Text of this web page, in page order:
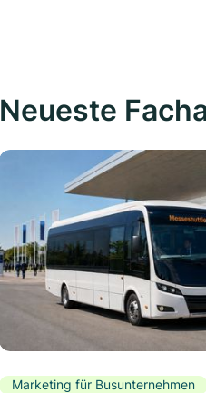
Neueste
Marketing für Busunternehmen